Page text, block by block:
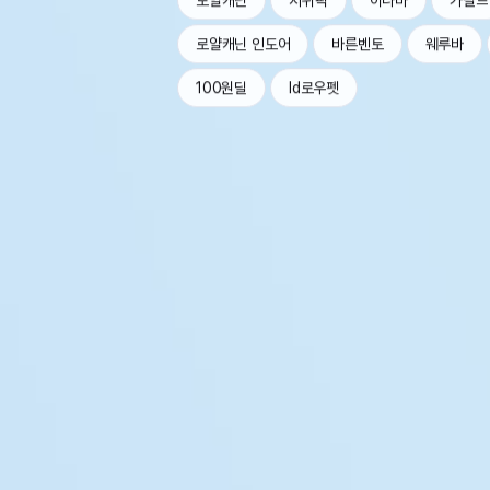
로얄캐닌 인도어 바른벤토 웨루바
100원딜 Id로우펫